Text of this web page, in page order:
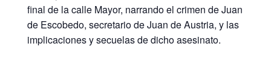
final de la calle Mayor, narrando el crimen de Juan
de Escobedo, secretario de Juan de Austria, y las
implicaciones y secuelas de dicho asesinato.